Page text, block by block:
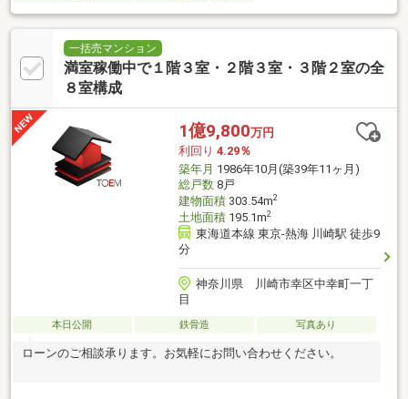
一括売マンション
満室稼働中で１階３室・２階３室・３階２室の全
８室構成
1億9,800万円
利回り 4.29％
築年月 1986年10月(築39年11ヶ月)
総戸数8戸
建物面積303.54m2
土地面積195.1m2
東海道本線 東京-熱海 川崎駅 徒歩9
分
神奈川県 川崎市幸区中幸町一丁
目
本日公開 鉄骨造 写真あり
ローンのご相談承ります。お気軽にお問い合わせください。